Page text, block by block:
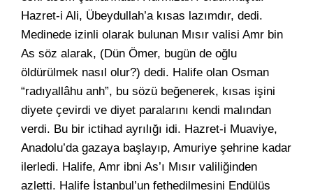
Hazret-i Ali, Übeydullah’a kısas lazımdır, dedi.
Medinede izinli olarak bulunan Mısır valisi Amr bin
As söz alarak, (Dün Ömer, bugün de oğlu
öldürülmek nasıl olur?) dedi. Halife olan Osman
“radıyallâhu anh”, bu sözü beğenerek, kısas işini
diyete çevirdi ve diyet paralarını kendi malından
verdi. Bu bir ictihad ayrılığı idi. Hazret-i Muaviye,
Anadolu’da gazaya başlayıp, Amuriye şehrine kadar
ilerledi. Halife, Amr ibni As’ı Mısır valiliğinden
azletti. Halife İstanbul’un fethedilmesini Endülüs